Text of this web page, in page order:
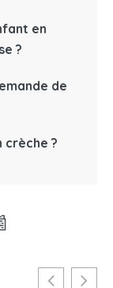
en
?
de
crèche ?